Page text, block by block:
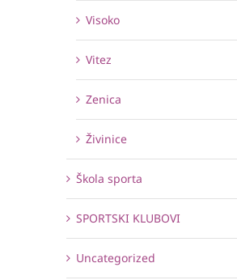
Visoko
Vitez
Zenica
Živinice
Škola sporta
SPORTSKI KLUBOVI
Uncategorized